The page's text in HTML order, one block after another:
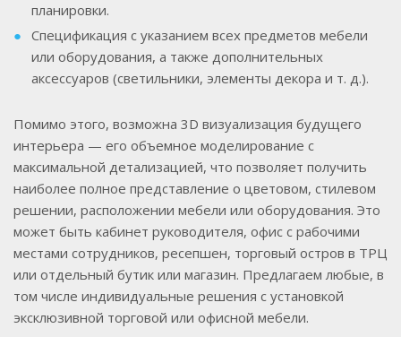
планировки.
Спецификация с указанием всех предметов мебели
или оборудования, а также дополнительных
аксессуаров (светильники, элементы декора и т. д.).
Помимо этого, возможна 3D визуализация будущего
интерьера — его объемное моделирование с
максимальной детализацией, что позволяет получить
наиболее полное представление о цветовом, стилевом
решении, расположении мебели или оборудования. Это
может быть кабинет руководителя, офис с рабочими
местами сотрудников, ресепшен, торговый остров в ТРЦ
или отдельный бутик или магазин. Предлагаем любые, в
том числе индивидуальные решения с установкой
эксклюзивной торговой или офисной мебели.